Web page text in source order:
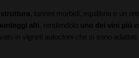
struttura , tannini morbidi, equilibrio e un
alti , rendendolo uno dei vini più
in vigneti autoctoni che si sono